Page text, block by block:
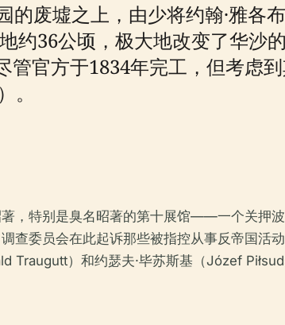
废墟之上，由少将约翰·雅各
约36公顷，极大地改变了华沙
管官方于1834年完工，但考虑
）。
，特别是臭名昭著的第十展馆——一个关押
查委员会在此起诉那些被指控从事反帝国活
Traugutt）和约瑟夫·毕苏斯基（Józef